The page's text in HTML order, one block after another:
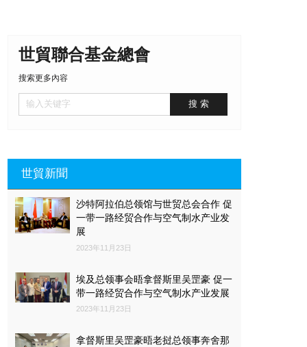
世貿聯合基金總會
搜索更多內容
世貿新聞
沙特阿拉伯总领馆与世贸总会合作 促
一带一路经贸合作与空气制水产业发
展
2023年11月23日
埃及总领事会晤拿督斯里吴罡豪 促一
带一路经贸合作与空气制水产业发展
2023年11月23日
拿督斯里吴罡豪晤老挝总领事奔舍那